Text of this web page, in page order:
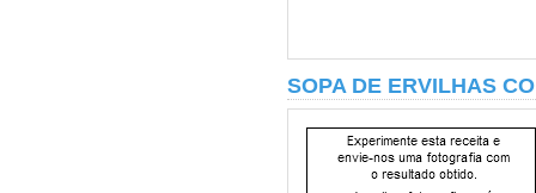
SOPA DE ERVILHAS